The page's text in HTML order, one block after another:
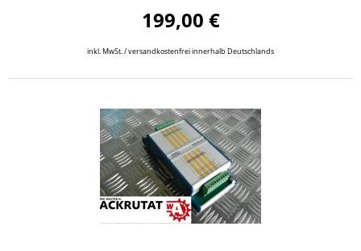
199,00 €
inkl. MwSt. / versandkostenfrei innerhalb Deutschlands